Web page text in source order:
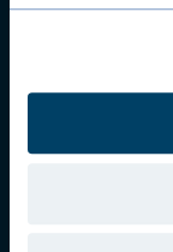
Svenska
Português
On our